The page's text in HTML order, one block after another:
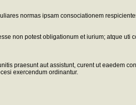
normas ipsam consociationem
non potest obligationum et iurium; atque
praesunt aut assistunt, curent ut eaedem
exercendum ordinantur.